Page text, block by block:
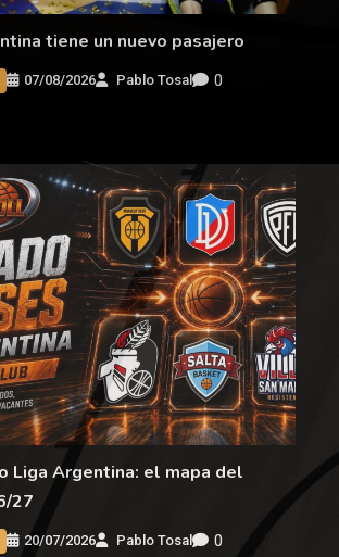
tiene un nuevo pasajero
07/08/2026 Pablo Tosal 0
Liga Argentina: el mapa del
27
20/07/2026 Pablo Tosal 0